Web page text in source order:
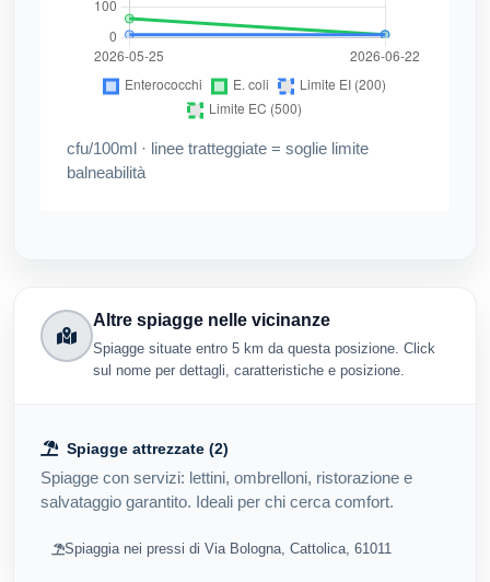
cfu/100ml · linee tratteggiate = soglie limite
balneabilità
Altre spiagge nelle vicinanze
Spiagge situate entro 5 km da questa posizione. Click
sul nome per dettagli, caratteristiche e posizione.
Spiagge attrezzate (2)
Spiagge con servizi: lettini, ombrelloni, ristorazione e
salvataggio garantito. Ideali per chi cerca comfort.
Spiaggia nei pressi di Via Bologna, Cattolica, 61011